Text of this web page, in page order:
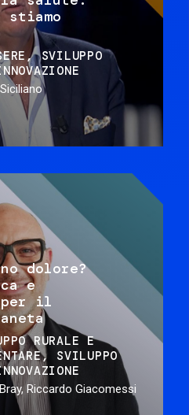
SVILUPPO
dolore?
e
per il
RURALE E
SVILUPPO
Riccardo Giacomessi